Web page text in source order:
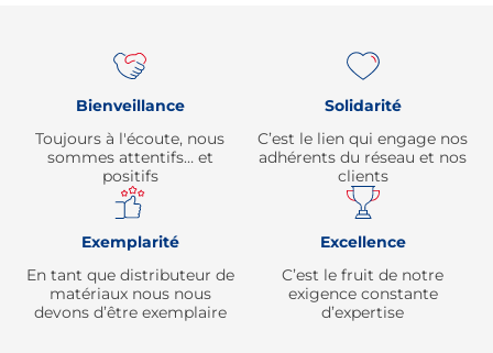
Bienveillance
Toujours à l'écoute, nous
sommes attentifs… et
positifs
Solidarité
C’est le lien qui engage nos
adhérents du réseau et nos
clients
Exemplarité
En tant que distributeur de
matériaux nous nous
devons d’être exemplaire
Excellence
C’est le fruit de notre
exigence constante
d’expertise